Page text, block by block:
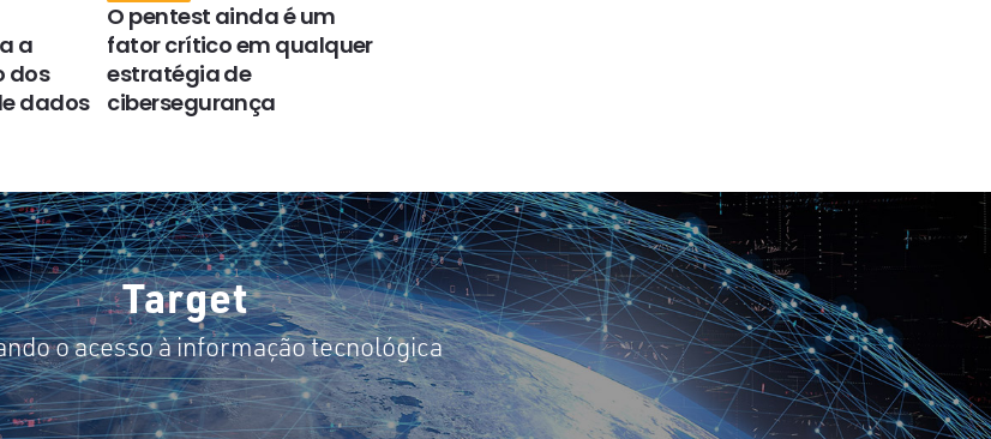
a
dos
dados
O pentest ainda é um
fator crítico em qualquer
estratégia de
cibersegurança
Target
o acesso à informação tecnológica